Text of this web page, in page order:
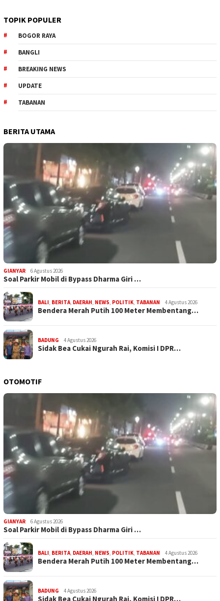
TOPIK POPULER
BOGOR RAYA
BANGLI
BREAKING NEWS
UPDATE
TABANAN
BERITA UTAMA
GIANYAR 6 Agustus 2026
Soal Parkir Mobil di Bypass Dharma Giri …
BALI, BERITA, DAERAH, NEWS, POLITIK, TABANAN 4 Agustus 2026
Bendera Merah Putih 100 Meter Membentang…
BADUNG 4 Agustus 2026
Sidak Bea Cukai Ngurah Rai, Komisi I DPR…
OTOMOTIF
GIANYAR 6 Agustus 2026
Soal Parkir Mobil di Bypass Dharma Giri …
BALI, BERITA, DAERAH, NEWS, POLITIK, TABANAN 4 Agustus 2026
Bendera Merah Putih 100 Meter Membentang…
BADUNG 4 Agustus 2026
Sidak Bea Cukai Ngurah Rai, Komisi I DPR…